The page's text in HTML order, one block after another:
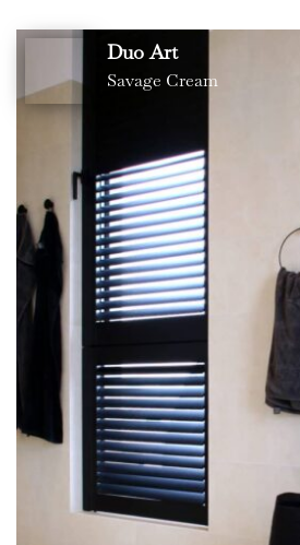
Duo Art
Savage Cream